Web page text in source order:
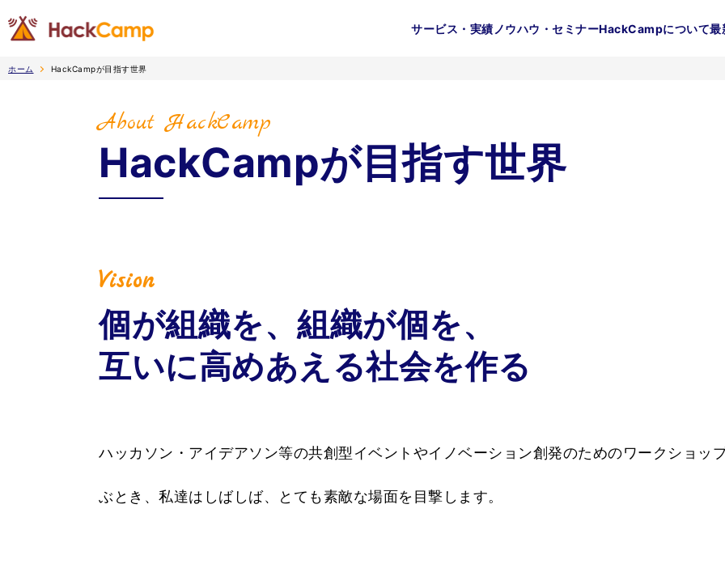
サービス・実績 ノウハウ・セミナーHackCampについて最
ホーム HackCampが目指す世界
About HackCamp
HackCampが目指す世界
Vision
個が組織を、組織が個を、
互いに高めあえる社会を作る
ハッカソン・アイデアソン等の共創型イベントやイノベーション創発のためのワークショッ
ぶとき、私達はしばしば、とても素敵な場面を目撃します。